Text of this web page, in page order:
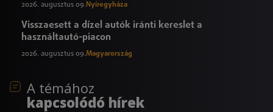
2026. augusztus 09. Nyíregyháza
Visszaesett a dízel autók iránti kereslet a
használtautó-piacon
2026. augusztus 09.Magyarország
A témához
kapcsolódó hírek